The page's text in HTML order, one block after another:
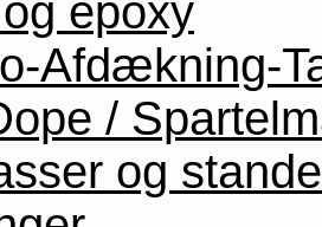
epoxy
Afdækning-
/
og